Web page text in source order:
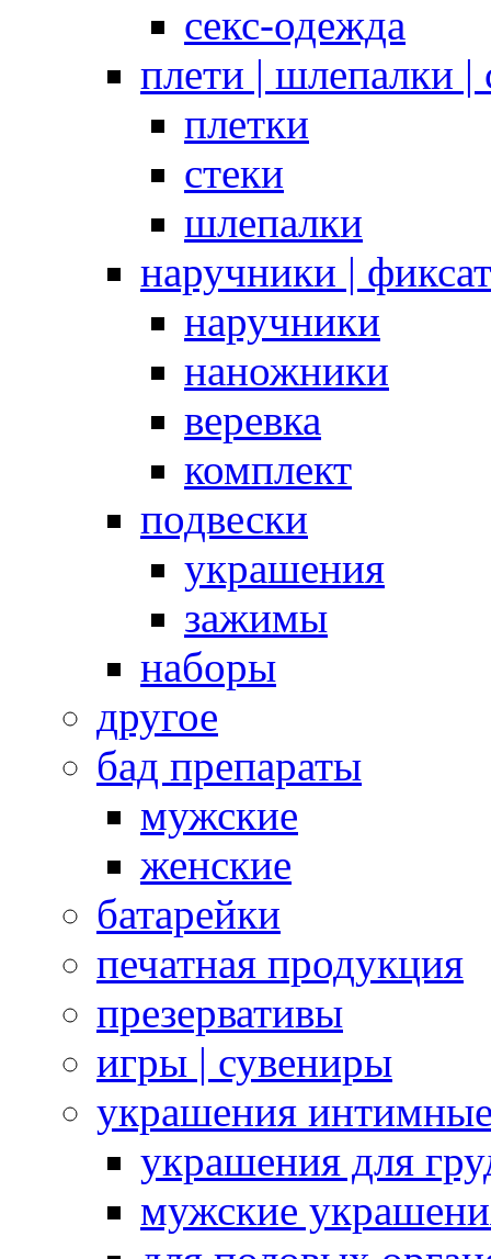
секс-одежда
плети | шлепалки |
плетки
стеки
шлепалки
наручники |
наручники
наножники
веревка
комплект
подвески
украшения
зажимы
наборы
другое
бад препараты
мужские
женские
батарейки
печатная продукция
презервативы
игры | сувениры
украшения
украшения для
мужские